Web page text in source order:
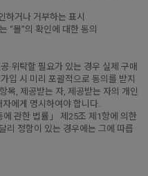
하거나 거부하는 표시
“몰”의 확인에 대한 동의
·위탁할 필요가 있는 경우 실제 구매
입 시 미리 포괄적으로 동의를 받지
목, 제공받는 자, 제공받는 자의 개인
에게 명시하여야 합니다.
관한 법률」 제25조 제1항에 의한
리 정함이 있는 경우에는 그에 따릅